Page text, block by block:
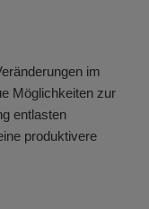
im
Möglichkeiten zur
entlasten
produktivere